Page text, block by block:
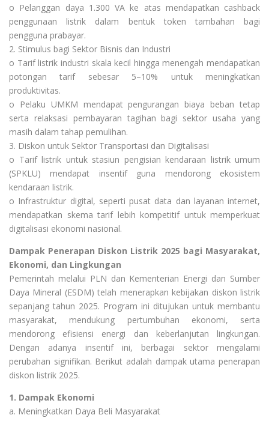
o Pelanggan daya 1.300 VA ke atas mendapatkan cashback
penggunaan listrik dalam bentuk token tambahan bagi
pengguna prabayar.
2. Stimulus bagi Sektor Bisnis dan Industri
o Tarif listrik industri skala kecil hingga menengah mendapatkan
potongan tarif sebesar 5–10% untuk meningkatkan
produktivitas.
o Pelaku UMKM mendapat pengurangan biaya beban tetap
serta relaksasi pembayaran tagihan bagi sektor usaha yang
masih dalam tahap pemulihan.
3. Diskon untuk Sektor Transportasi dan Digitalisasi
o Tarif listrik untuk stasiun pengisian kendaraan listrik umum
(SPKLU) mendapat insentif guna mendorong ekosistem
kendaraan listrik.
o Infrastruktur digital, seperti pusat data dan layanan internet,
mendapatkan skema tarif lebih kompetitif untuk memperkuat
digitalisasi ekonomi nasional.
Dampak Penerapan Diskon Listrik 2025 bagi Masyarakat,
Ekonomi, dan Lingkungan
Pemerintah melalui PLN dan Kementerian Energi dan Sumber
Daya Mineral (ESDM) telah menerapkan kebijakan diskon listrik
sepanjang tahun 2025. Program ini ditujukan untuk membantu
masyarakat, mendukung pertumbuhan ekonomi, serta
mendorong efisiensi energi dan keberlanjutan lingkungan.
Dengan adanya insentif ini, berbagai sektor mengalami
perubahan signifikan. Berikut adalah dampak utama penerapan
diskon listrik 2025.
1. Dampak Ekonomi
a. Meningkatkan Daya Beli Masyarakat